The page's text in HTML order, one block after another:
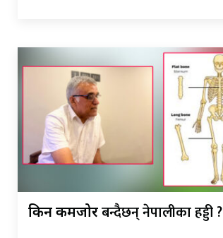
किन कमजोरबन्दैछन् नेपालीका हड्डी ?